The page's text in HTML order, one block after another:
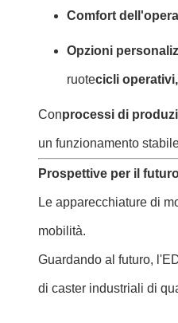
Comfort
Opzioni
ruotecicli
Conprocessi di
un funzionamento
Prospettive per il
Le apparecchiature di
mobilità.
Guardando al futuro,
di caster industriali di